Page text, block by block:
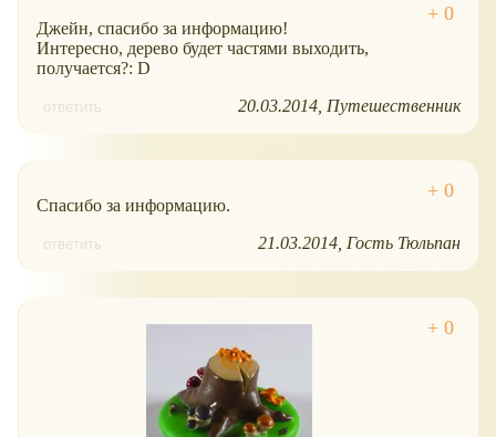
Джейн, спасибо за информацию!
Интересно, дерево будет частями выходить,
получается?: D
ответить 20.03.2014 Путешественник
Спасибо за информацию.
ответить 21.03.2014 Гость Тюльпан